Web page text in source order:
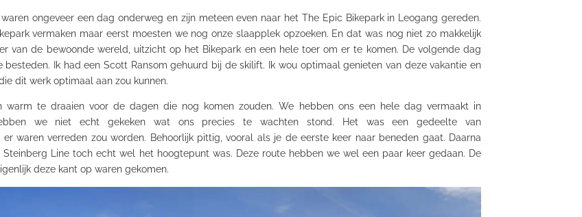
ongeveer een dag onderweg en zijn meteen even naar het The Epic Bikepark in Leogang gereden.
vermaken maar eerst moesten we nog onze slaapplek opzoeken. En dat was nog niet zo makkelijk
van de bewoonde wereld, uitzicht op het Bikepark en een hele toer om er te komen. De volgende dag
Ik had een Scott Ransom gehuurd bij de skilift. Ik wou optimaal genieten van deze vakantie en
dit werk optimaal aan zou kunnen.
warm te draaien voor de dagen die nog komen zouden. We hebben ons een hele dag vermaakt in
we niet echt gekeken wat ons precies te wachten stond. Het was een gedeelte van
waren verreden zou worden. Behoorlijk pittig, vooral als je de eerste keer naar beneden gaat. Daarna
Line toch echt wel het hoogtepunt was. Deze route hebben we wel een paar keer gedaan. De
deze kant op waren gekomen.